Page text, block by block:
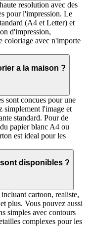
resolution avec des
pour l'impression. Le
(A4 et Letter) et
d'impression,
coloriage avec n'importe
a la maison ?
sont concues pour une
simplement l'image et
standard. Pour de
papier blanc A4 ou
est ideal pour les
disponibles ?
cartoon, realiste,
plus. Vous pouvez aussi
simples avec contours
complexes pour les